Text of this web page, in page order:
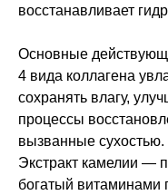
восстанавливает
Основные
4 вида коллагена
сохранять влагу,
процессы
вызванные сухостью.
Экстракт камелии —
богатый